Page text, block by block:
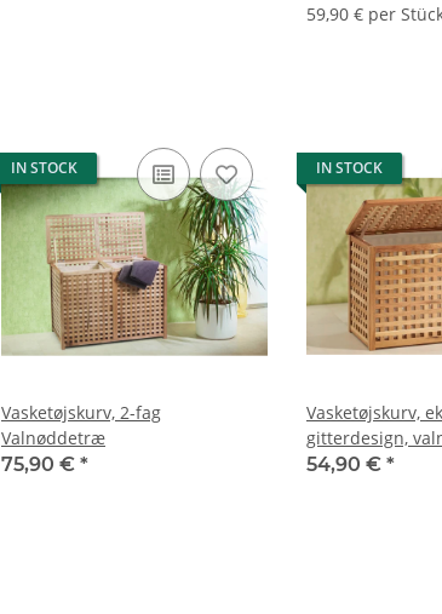
59,90 € per
IN STOCK
Vasketøjskurv, 2-fag
Valnøddetræ
75,90 € *
IN STOCK
Vasketøjskurv,
gitterdesign,
54,90 € *